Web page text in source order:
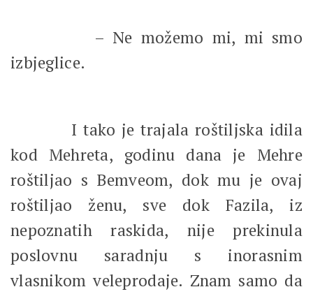
– Ne možemo mi, mi smo
izbjeglice.
I tako je trajala roštiljska idila
kod Mehreta, godinu dana je Mehre
roštiljao s Bemveom, dok mu je ovaj
roštiljao ženu, sve dok Fazila, iz
nepoznatih raskida, nije prekinula
poslovnu saradnju s inorasnim
vlasnikom veleprodaje. Znam samo da